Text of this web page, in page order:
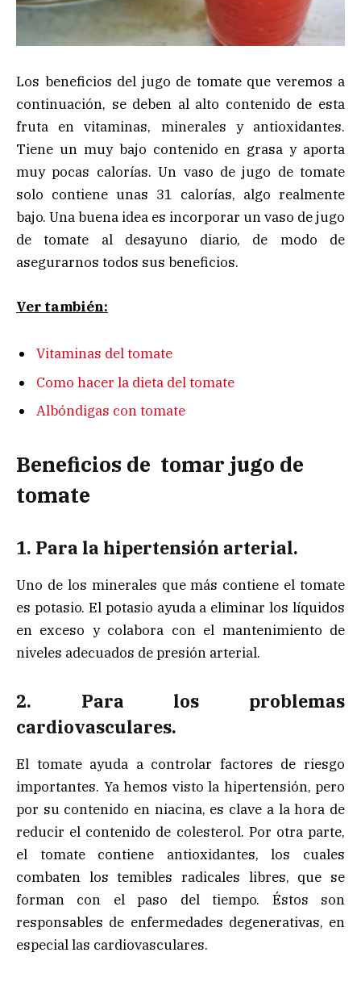
Los beneficios del jugo de tomate que veremos a
continuación, se deben al alto contenido de esta
fruta en vitaminas, minerales y antioxidantes.
Tiene un muy bajo contenido en grasa y aporta
muy pocas calorías. Un vaso de jugo de tomate
solo contiene unas 31 calorías, algo realmente
bajo. Una buena idea es incorporar un vaso de jugo
de tomate al desayuno diario, de modo de
asegurarnos todos sus beneficios.
Ver también:
Vitaminas del tomate
Como hacer la dieta del tomate
Albóndigas con tomate
Beneficios de tomar jugo de
tomate
1. Para la hipertensión arterial.
Uno de los minerales que más contiene el tomate
es potasio. El potasio ayuda a eliminar los líquidos
en exceso y colabora con el mantenimiento de
niveles adecuados de presión arterial.
2. Para los problemas
cardiovasculares.
El tomate ayuda a controlar factores de riesgo
importantes. Ya hemos visto la hipertensión, pero
por su contenido en niacina, es clave a la hora de
reducir el contenido de colesterol. Por otra parte,
el tomate contiene antioxidantes, los cuales
combaten los temibles radicales libres, que se
forman con el paso del tiempo. Éstos son
responsables de enfermedades degenerativas, en
especial las cardiovasculares.